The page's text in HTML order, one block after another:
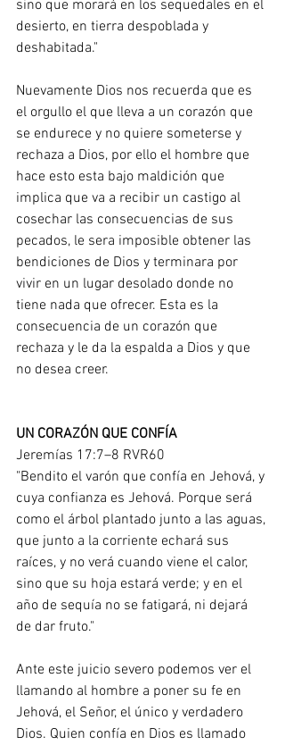
sino que morará en los sequedales en el
desierto, en tierra despoblada y
deshabitada."
Nuevamente Dios nos recuerda que es
el orgullo el que lleva a un corazón que
se endurece y no quiere someterse y
rechaza a Dios, por ello el hombre que
hace esto esta bajo maldición que
implica que va a recibir un castigo al
cosechar las consecuencias de sus
pecados, le sera imposible obtener las
bendiciones de Dios y terminara por
vivir en un lugar desolado donde no
tiene nada que ofrecer. Esta es la
consecuencia de un corazón que
rechaza y le da la espalda a Dios y que
no desea creer.
UN CORAZÓN QUE CONFÍA
Jeremías 17:7–8 RVR60
"Bendito el varón que confía en Jehová, y
cuya confianza es Jehová. Porque será
como el árbol plantado junto a las aguas,
que junto a la corriente echará sus
raíces, y no verá cuando viene el calor,
sino que su hoja estará verde; y en el
año de sequía no se fatigará, ni dejará
de dar fruto."
Ante este juicio severo podemos ver el
llamando al hombre a poner su fe en
Jehová, el Señor, el único y verdadero
Dios. Quien confía en Dios es llamado